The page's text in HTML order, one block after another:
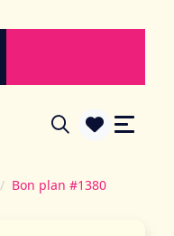
Bon plan #1380